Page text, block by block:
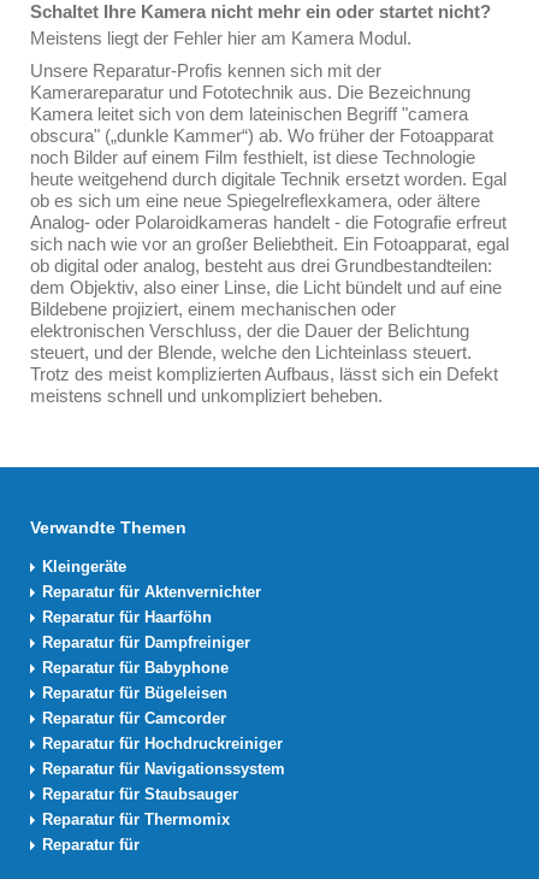
Schaltet Ihre Kamera nicht mehr ein oder startet nicht?
Meistens liegt der Fehler hier am Kamera Modul.
Unsere Reparatur-Profis kennen sich mit der
Kamerareparatur und Fototechnik aus. Die Bezeichnung
Kamera leitet sich von dem lateinischen Begriff "camera
obscura" („dunkle Kammer“) ab. Wo früher der Fotoapparat
noch Bilder auf einem Film festhielt, ist diese Technologie
heute weitgehend durch digitale Technik ersetzt worden. Egal
ob es sich um eine neue Spiegelreflexkamera, oder ältere
Analog- oder Polaroidkameras handelt - die Fotografie erfreut
sich nach wie vor an großer Beliebtheit. Ein Fotoapparat, egal
ob digital oder analog, besteht aus drei Grundbestandteilen:
dem Objektiv, also einer Linse, die Licht bündelt und auf eine
Bildebene projiziert, einem mechanischen oder
elektronischen Verschluss, der die Dauer der Belichtung
steuert, und der Blende, welche den Lichteinlass steuert.
Trotz des meist komplizierten Aufbaus, lässt sich ein Defekt
meistens schnell und unkompliziert beheben.
Verwandte Themen
Kleingeräte
Reparatur für Aktenvernichter
Reparatur für Haarföhn
Reparatur für Dampfreiniger
Reparatur für Babyphone
Reparatur für Bügeleisen
Reparatur für Camcorder
Reparatur für Hochdruckreiniger
Reparatur für Navigationssystem
Reparatur für Staubsauger
Reparatur für Thermomix
Reparatur für